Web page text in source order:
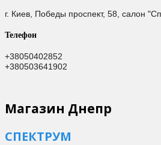
г. Киев, Победы проспект, 58, салон
Телефон
+38050402852
+380503641902
Магазин Днепр
СПЕКТРУМ